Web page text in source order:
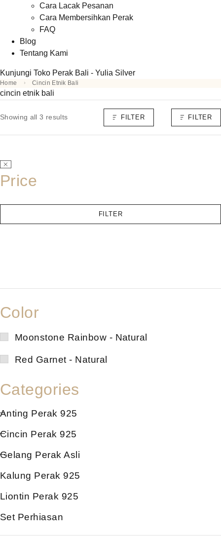
Cara Lacak Pesanan
Cara Membersihkan Perak
FAQ
Blog
Tentang Kami
Kunjungi Toko Perak Bali - Yulia Silver
Home Cincin Etnik Bali
cincin etnik bali
Showing all 3 results FILTER FILTER
Price
FILTER
Color
Moonstone Rainbow - Natural
Red Garnet - Natural
Categories
Anting Perak 925
Cincin Perak 925
Gelang Perak Asli
Kalung Perak 925
Liontin Perak 925
Set Perhiasan